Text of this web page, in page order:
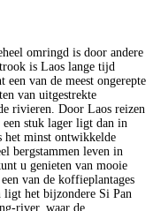
omringd is door andere
is Laos lange tijd
van de meest ongerepte
van uitgestrekte
rivieren. Door Laos reizen
een stuk lager ligt dan in
het minst ontwikkelde
bergstammen leven in
u genieten van mooie
van de koffieplantages
ligt het bijzondere Si Pan
river, waar de